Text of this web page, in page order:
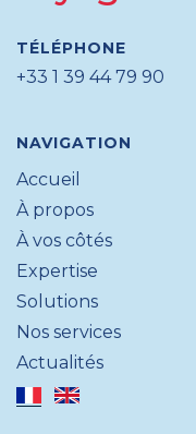
TÉLÉPHONE
+33 1 39 44 79 90
NAVIGATION
Accueil
À propos
À vos côtés
Expertise
Solutions
Nos services
Actualités